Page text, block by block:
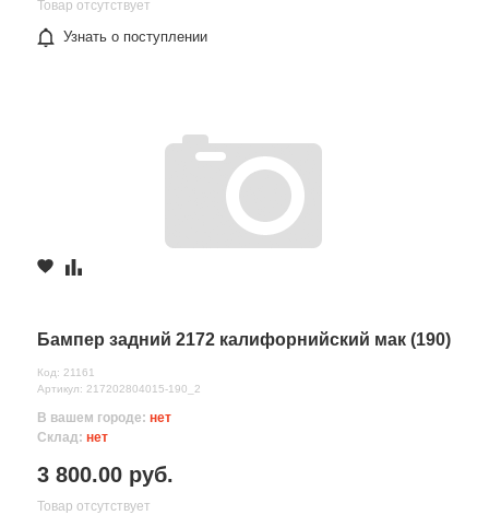
Товар отсутствует
Узнать о поступлении
Бампер задний 2172 калифорнийский мак (190)
Код: 21161
Артикул: 217202804015-190_2
В вашем городе: нет
Склад: нет
3 800.00 руб.
Товар отсутствует